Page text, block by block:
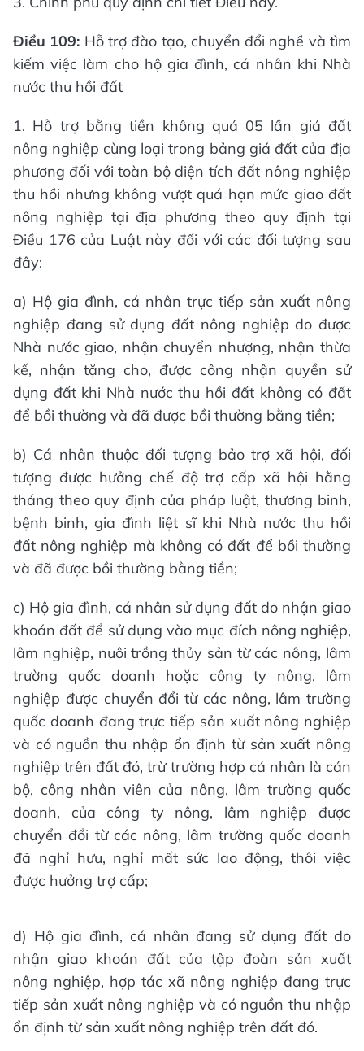
Điều 109: Hỗ trợ đào tạo, chuyển đổi nghề và tìm
kiếm việc làm cho hộ gia đình, cá nhân khi Nhà
nước thu hồi đất
1. Hỗ trợ bằng tiền không quá 05 lần giá đất
nông nghiệp cùng loại trong bảng giá đất của địa
phương đối với toàn bộ diện tích đất nông nghiệp
thu hồi nhưng không vượt quá hạn mức giao đất
nông nghiệp tại địa phương theo quy định tại
Điều 176 của Luật này đối với các đối tượng sau
đây:
a) Hộ gia đình, cá nhân trực tiếp sản xuất nông
nghiệp đang sử dụng đất nông nghiệp do được
Nhà nước giao, nhận chuyển nhượng, nhận thừa
kế, nhận tặng cho, được công nhận quyền sử
dụng đất khi Nhà nước thu hồi đất không có đất
để bồi thường và đã được bồi thường bằng tiền;
b) Cá nhân thuộc đối tượng bảo trợ xã hội, đối
tượng được hưởng chế độ trợ cấp xã hội hằng
tháng theo quy định của pháp luật, thương binh,
bệnh binh, gia đình liệt sĩ khi Nhà nước thu hồi
đất nông nghiệp mà không có đất để bồi thường
và đã được bồi thường bằng tiền;
c) Hộ gia đình, cá nhân sử dụng đất do nhận giao
khoán đất để sử dụng vào mục đích nông nghiệp,
lâm nghiệp, nuôi trồng thủy sản từ các nông, lâm
trường quốc doanh hoặc công ty nông, lâm
nghiệp được chuyển đổi từ các nông, lâm trường
quốc doanh đang trực tiếp sản xuất nông nghiệp
và có nguồn thu nhập ổn định từ sản xuất nông
nghiệp trên đất đó, trừ trường hợp cá nhân là cán
bộ, công nhân viên của nông, lâm trường quốc
doanh, của công ty nông, lâm nghiệp được
chuyển đổi từ các nông, lâm trường quốc doanh
đã nghỉ hưu, nghỉ mất sức lao động, thôi việc
được hưởng trợ cấp;
d) Hộ gia đình, cá nhân đang sử dụng đất do
nhận giao khoán đất của tập đoàn sản xuất
nông nghiệp, hợp tác xã nông nghiệp đang trực
tiếp sản xuất nông nghiệp và có nguồn thu nhập
ổn định từ sản xuất nông nghiệp trên đất đó.